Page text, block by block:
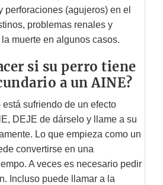
perforaciones (agujeros) en el
problemas renales y
muerte en algunos casos.
si su perro tiene
a un AINE?
sufriendo de un efecto
DEJE de dárselo y llame a su
Lo que empieza como un
convertirse en una
A veces es necesario pedir
Incluso puede llamar a la